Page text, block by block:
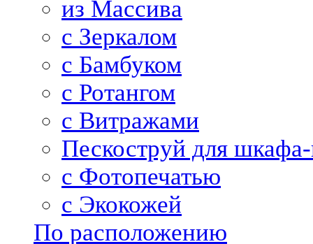
из Массива
с Зеркалом
с Бамбуком
с Ротангом
с Витражами
Пескоструй для
с Фотопечатью
с Экокожей
По расположению